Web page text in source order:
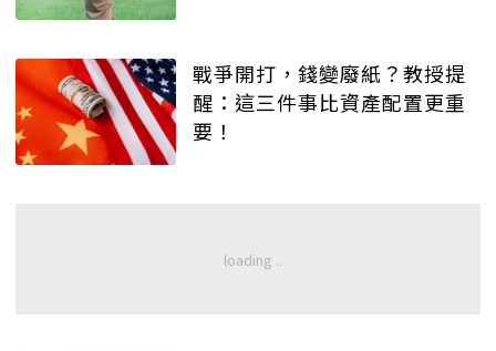
戰爭開打，錢變廢紙？教授提
醒：這三件事比資產配置更重
要！